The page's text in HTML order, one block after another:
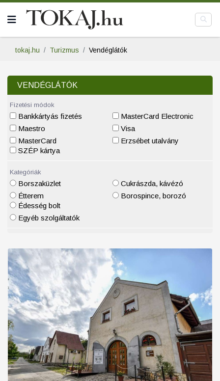
tokaj.hu Turizmus Vendéglátók
VENDÉGLÁTÓK
Fizetési módok
Bankkártyás fizetés
Maestro
MasterCard
MasterCard Electronic
Visa
Erzsébet utalvány
SZÉP kártya
Kategóriák
Borszaküzlet
Étterem
Cukrászda, kávézó
Borospince, borozó
Édesség bolt
Egyéb szolgáltatók